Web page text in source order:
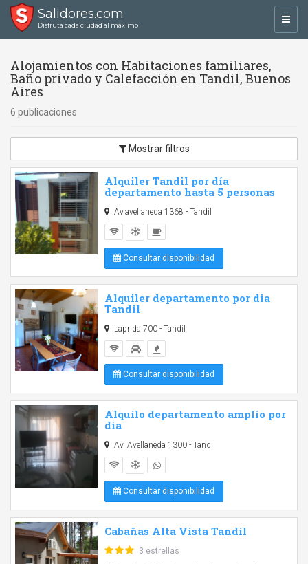
Salidores.com
Disfrutá cada ciudad al máximo
Alojamientos con Habitaciones familiares,
Baño privado y Calefacción en Tandil, Buenos
Aires
6 publicaciones
Mostrar filtros
Alquiler Tandil por día
departamento hasta 5 personas
Av.avellaneda 1368 - Tandil
Consultar disponibilidad
Alquiler departamento por dia
Tandil
Laprida 700 - Tandil
Consultar disponibilidad
Alquilo departamento amplio por
día
Av. Avellaneda 1300 - Tandil
Consultar disponibilidad
Cabañas Alta Vista Tandil
3 estrellas